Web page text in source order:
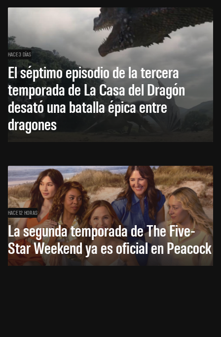
HACE 3 DÍAS
El séptimo episodio de la tercera
temporada de La Casa del Dragón
desató una batalla épica entre
dragones
HACE 12 HORAS
La segunda temporada de The Five-
Star Weekend ya es oficial en Peacock